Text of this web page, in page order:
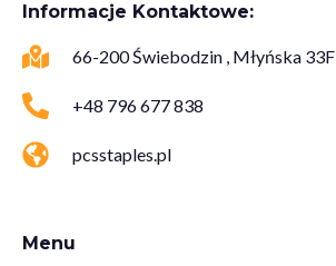
Menu
Informacje Kontaktowe:
66-200 Świebodzin , Młyńska 33F
+48 796 677 838
pcsstaples.pl